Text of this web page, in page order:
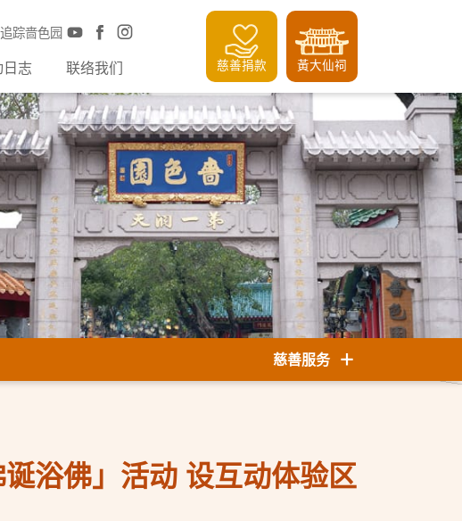
追踪啬色园
日志 联络我们 慈善捐款 黃大仙祠
慈善服务
浴佛」活动 设互动体验区